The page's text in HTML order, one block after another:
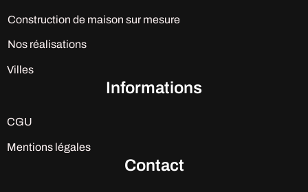
Construction de maison sur mesure
Nos réalisations
Villes
Informations
CGU
Mentions légales
Contact